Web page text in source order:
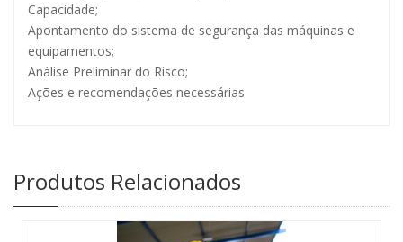
Capacidade;
Apontamento do sistema de segurança das máquinas e
equipamentos;
Análise Preliminar do Risco;
Ações e recomendações necessárias
Produtos Relacionados